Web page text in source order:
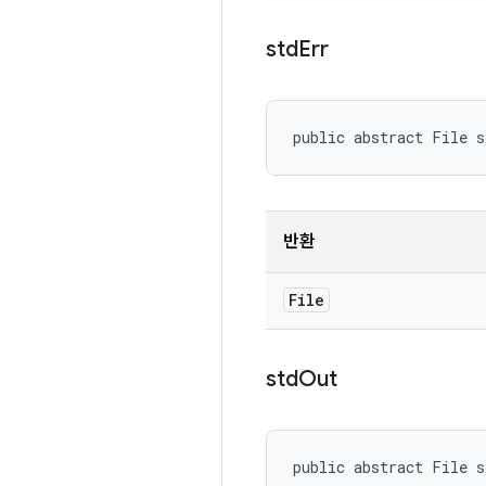
stdErr
public abstract File
반환
File
stdOut
public abstract File